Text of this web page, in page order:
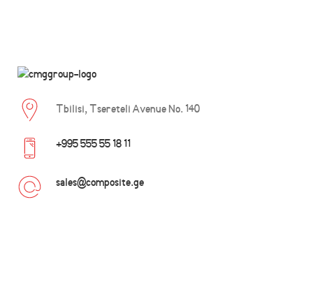
Tbilisi, Tsereteli Avenue No. 140
+995 555 55 18 11
sales@composite.ge